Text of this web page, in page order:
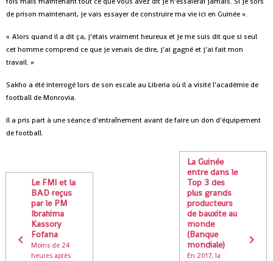
de prison maintenant, je vais essayer de construire ma vie ici en Guinée ».
« Alors quand il a dit ça, j’étais vraiment heureux et je me suis dit que si seul
cet homme comprend ce que je venais de dire, j’ai gagné et j’ai fait mon
travail. »
Sakho a été interrogé lors de son escale au Liberia où il a visité l’académie de
football de Monrovia.
Il a pris part à une séance d’entraînement avant de faire un don d’équipement
de football.
Le FMI et la
BAD reçus
par le PM
Ibrahima
Kassory
Fofana
Moins de 24
heures après
La Guinée
entre dans le
Top 3 des
plus grands
producteurs
de bauxite au
monde
(Banque
mondiale)
En 2017, la